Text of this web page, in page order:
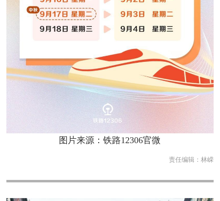
图片来源：铁路12306官微
责任编辑： 林嵘